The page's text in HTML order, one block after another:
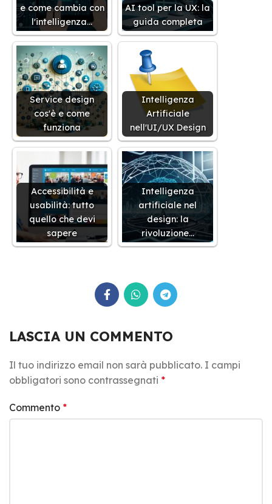
e come cambia con
l'intelligenza…
AI tool per la UX: la
guida completa
Service design
cos'è e come
funziona
Intelligenza
Artificiale
nell'UI/UX Design
Accessibilità e
usabilità: tutto
quello che devi
sapere
Intelligenza
artificiale nel
design: la
rivoluzione…
LASCIA UN COMMENTO
Il tuo indirizzo email non sarà pubblicato. I campi
obbligatori sono contrassegnati *
Commento *